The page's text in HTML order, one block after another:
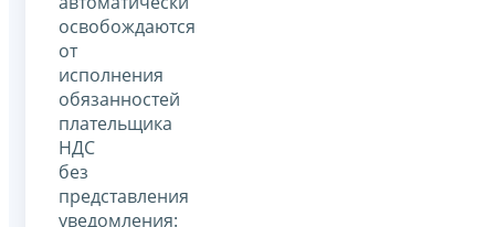
освобождаются
от
исполнения
обязанностей
плательщика
НДС
без
представления
уведомления: